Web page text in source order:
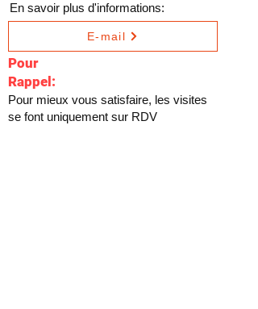
En savoir plus d'informations:
E-mail
Pour
Rappel:
Pour mieux vous satisfaire, les visites
se font uniquement sur RDV